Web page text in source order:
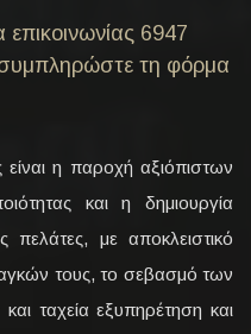
6947
τη φόρμα
η παροχή αξιόπιστων
και η δημιουργία
με αποκλειστικό
τους, το σεβασμό των
ταχεία εξυπηρέτηση και